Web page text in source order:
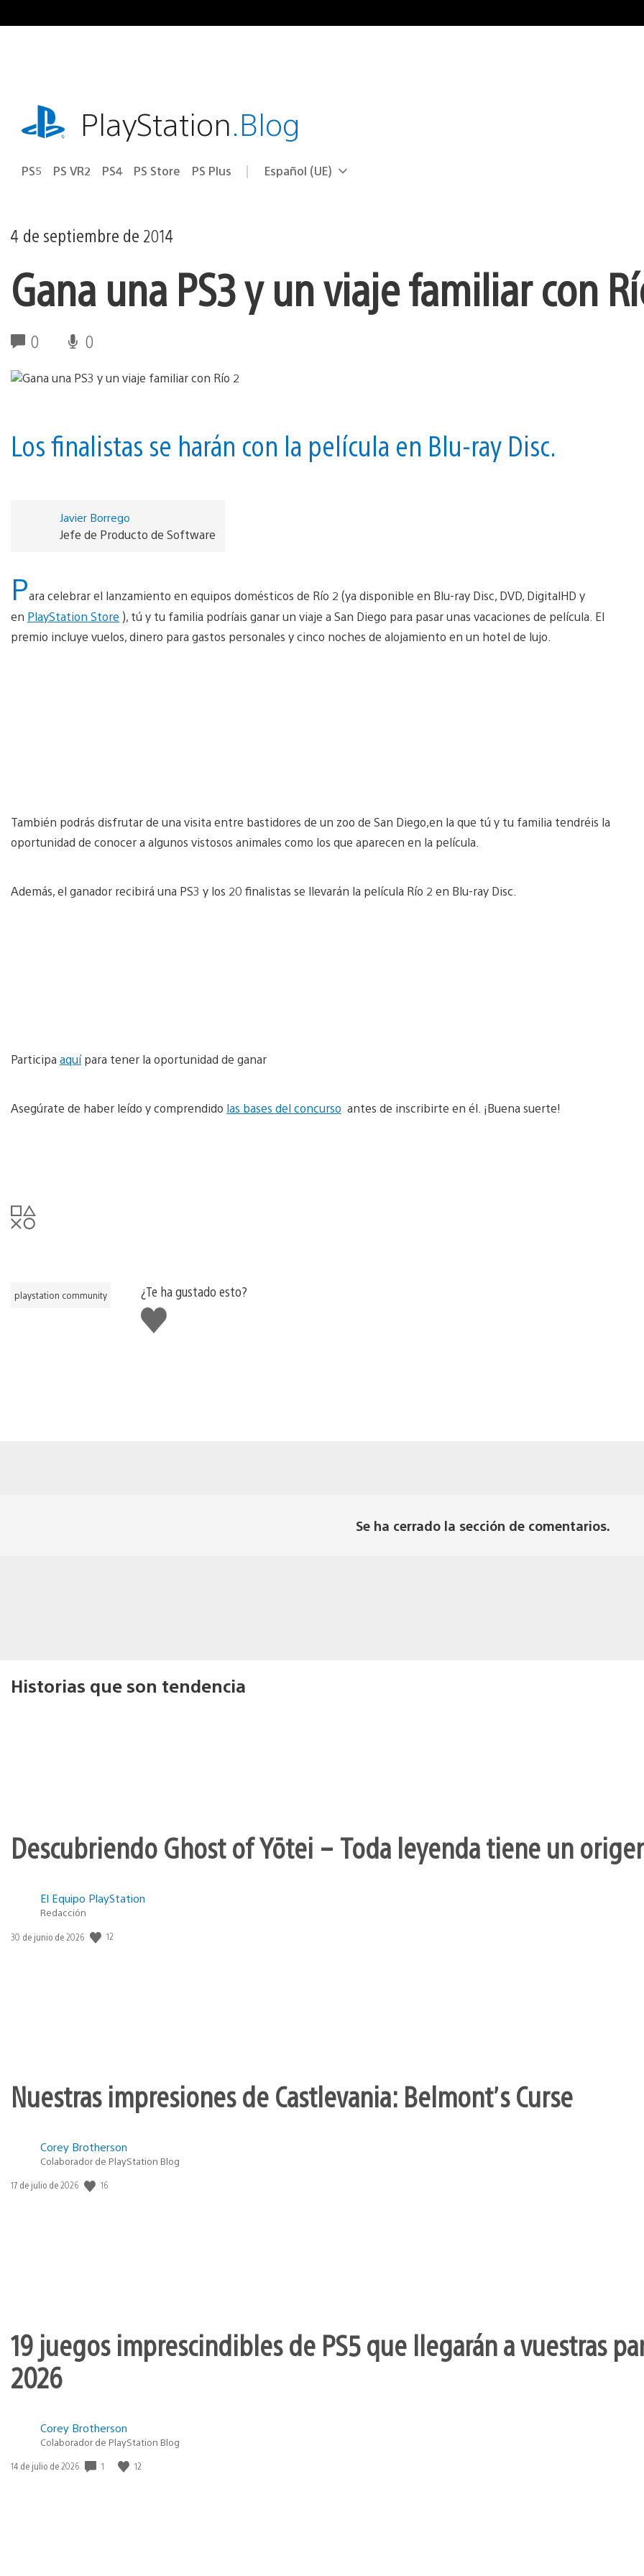
al
playstation.comPlayStation.Blog
PS5 PS VR2 PS4 PS Store PS Plus Selecciona
Región
Español (UE)
4 de septiembre de 2014
Gana una PS3 y un viaje familiar con
0 0
Los finalistas se harán con la película en Blu-ray Disc.
Javier Borrego
Jefe de Producto de Software
Para celebrar el lanzamiento en equipos domésticos de Río 2 (ya disponible en Blu-ray Disc, DVD, DigitalHD y
en PlayStation Store ), tú y tu familia podríais ganar un viaje a San Diego para pasar unas vacaciones de película. El
premio incluye vuelos, dinero para gastos personales y cinco noches de alojamiento en un hotel de lujo.
También podrás disfrutar de una visita entre bastidores de un zoo de San Diego,en la que tú y tu familia tendréis la
oportunidad de conocer a algunos vistosos animales como los que aparecen en la película.
Además, el ganador recibirá una PS3 y los 20 finalistas se llevarán la película Río 2 en Blu-ray Disc.
Participa aquípara tener la oportunidad de ganar
Asegúrate de haber leído y comprendido las bases del concurso antes de inscribirte en él. ¡Buena suerte!
playstation community
¿Te ha gustado esto?
Me
gusta
Se ha cerrado la sección de comentarios.
Historias que son tendencia
Descubriendo Ghost of Yōtei – Toda leyenda tiene un
El Equipo PlayStation
Redacción
Fecha
30 de junio de 2026 12
Nuestras impresiones de Castlevania: Belmont’s Curse
Corey Brotherson
Colaborador de PlayStation Blog
Fecha
17 de julio de 2026 16
19 juegos imprescindibles de PS5 que llegarán a vuestras
2026
Corey Brotherson
Colaborador de PlayStation Blog
Fecha
14 de julio de 2026 1 12